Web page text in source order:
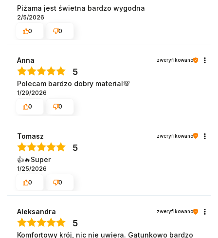
Piżama jest świetna bardzo wygodna
2/5/2026
0
0
Anna zweryfikowano
5
Polecam bardzo dobry material💯
1/29/2026
0
0
Tomasz zweryfikowano
5
👍️🔥Super
1/25/2026
0
0
Aleksandra zweryfikowano
5
Komfortowy krój, nic nie uwiera. Gatunkowo bardzo